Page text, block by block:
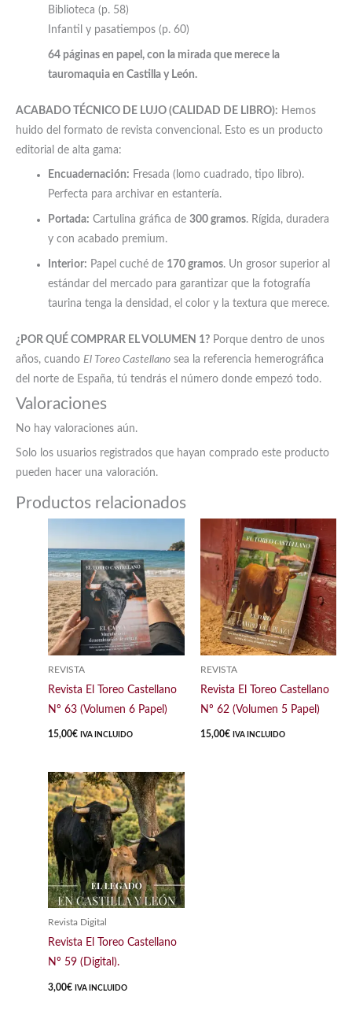
Biblioteca (p. 58)
Infantil y pasatiempos (p. 60)
64 páginas en papel, con la mirada que merece la
tauromaquia en Castilla y León.
ACABADO TÉCNICO DE LUJO (CALIDAD DE LIBRO): Hemos
huido del formato de revista convencional. Esto es un producto
editorial de alta gama:
Encuadernación: Fresada (lomo cuadrado, tipo libro).
Perfecta para archivar en estantería.
Portada: Cartulina gráfica de300 gramos. Rígida, duradera
y con acabado premium.
Interior: Papel cuché de 170 gramos. Un grosor superior al
estándar del mercado para garantizar que la fotografía
taurina tenga la densidad, el color y la textura que merece.
¿POR QUÉ COMPRAR EL VOLUMEN 1? Porque dentro de unos
años, cuando El Toreo Castellano sea la referencia hemerográfica
del norte de España, tú tendrás el número donde empezó todo.
Valoraciones
No hay valoraciones aún.
Solo los usuarios registrados que hayan comprado este producto
pueden hacer una valoración.
Productos relacionados
REVISTA
Revista El Toreo Castellano
Nº 63 (Volumen 6 Papel)
15,00€ IVA INCLUIDO
REVISTA
Revista El Toreo Castellano
Nº 62 (Volumen 5 Papel)
15,00€ IVA INCLUIDO
Revista Digital
Revista El Toreo Castellano
Nº 59 (Digital).
3,00€ IVA INCLUIDO